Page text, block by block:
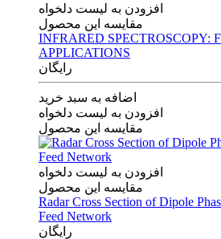
افزودن به لیست دلخواه
مقایسه این محصول
INFRARED SPECTROSCOPY:
APPLICATIONS
رایگان
اضافه به سبد خرید
افزودن به لیست دلخواه
مقایسه این محصول
افزودن به لیست دلخواه
مقایسه این محصول
Radar Cross Section of Dipole
Feed Network
رایگان